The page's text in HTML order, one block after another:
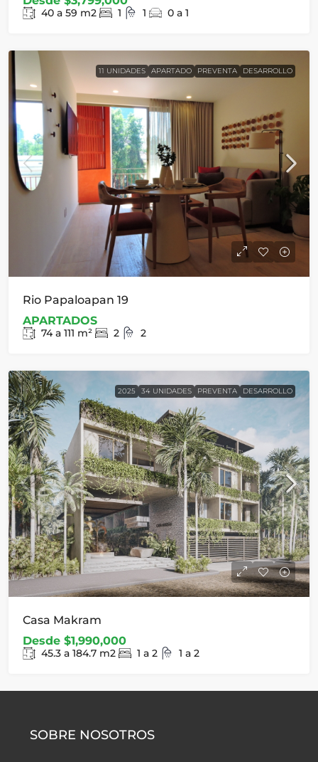
40 a 59 m2 1 1 0 a 1
11 UNIDADES APARTADO PREVENTA DESARROLLO
Rio Papaloapan 19
APARTADOS
74 a 111 m² 2 2
2025 34 UNIDADES PREVENTA DESARROLLO
Casa Makram
Desde $1,990,000
45.3 a 184.7 m2 1 a 2 1 a 2
SOBRE NOSOTROS